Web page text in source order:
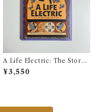
A Life Electric: The Story
of Nikola Tesla
¥3,550